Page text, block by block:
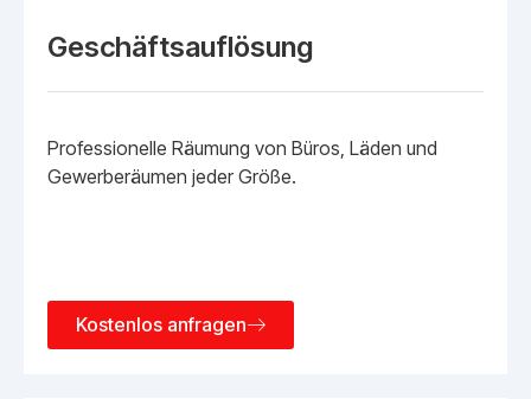
Geschäftsauflösung
Professionelle Räumung von Büros, Läden und
Gewerberäumen jeder Größe.
Kostenlos anfragen